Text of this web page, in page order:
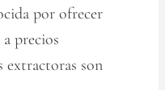
por ofrecer
precios
extractoras son